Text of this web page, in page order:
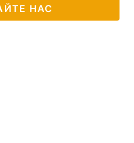
НАС